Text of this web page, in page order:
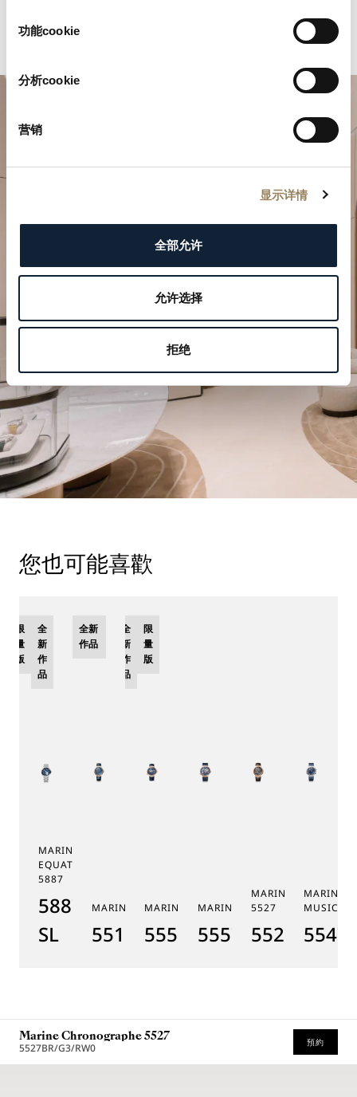
功能cookie
分析cookie
营销
显示详情
全部允许
允许选择
拒绝
規劃您的非凡時刻
於我們的精品店探索寶璣的製錶作品。
預約參觀
您也可能喜歡
MARINE TOURBILLON
EQUATION MARCHANTE
5887
5887PT/YS/PW0
SL
限
量
版
全
新
作
品
MARINE 5517
5517BR/Y2/9ZU
全新
作品
MARINE HORA MUNDI 5555
5555BH/YS/9WV
全
新
作
品
限
量
版
MARINE HORA MUNDI 5557
5557BR/YS/5WV
MARINE
5527
5527BR/
MARINE
Marine Chronographe 5527
5527BR/G3/RW0 預約